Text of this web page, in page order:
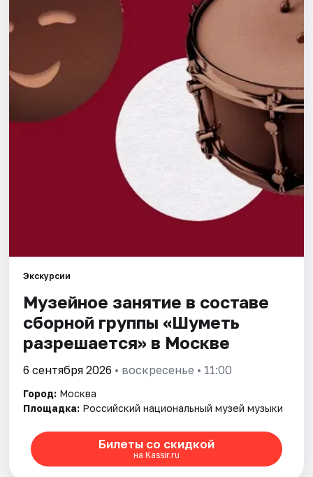
Площадки
Экскурсии
Музейное занятие в составе
сборной группы «Шуметь
разрешается» в Москве
6 сентября 2026 • воскресенье • 11:00
Город: Москва
Площадка: Российский национальный музей музыки
Билеты со скидкой
на Kassir.ru